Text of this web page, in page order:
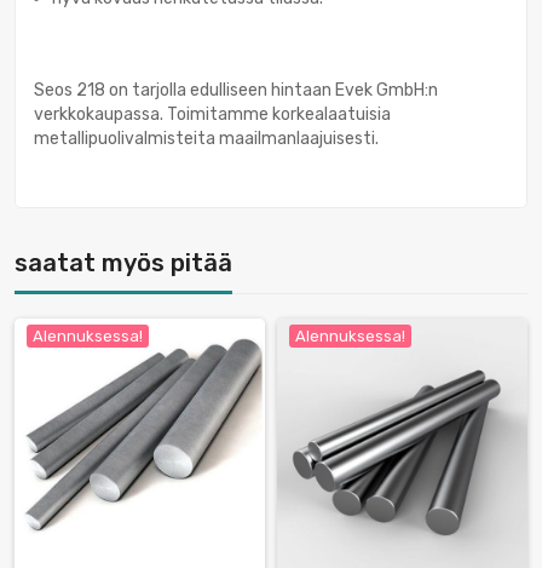
Seos 218 on tarjolla edulliseen hintaan Evek GmbH:n
verkkokaupassa. Toimitamme korkealaatuisia
metallipuolivalmisteita maailmanlaajuisesti.
saatat myös pitää
Alennuksessa! Alennuksessa!